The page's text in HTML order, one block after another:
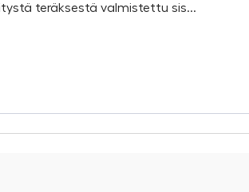
teräksestä valmistettu sis...